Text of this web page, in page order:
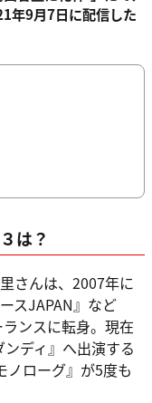
年9月7日に配信した
は？
さんは、2007年に
スJAPAN』など
ンスに転身。現在
ディ』へ出演する
ノローグ』が5度も